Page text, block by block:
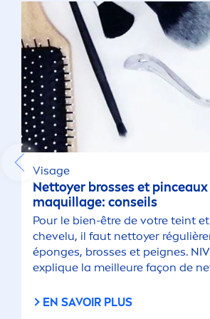
Visage
Nettoyer brosses et pinceaux
maquillage: conseils
Pour le bien-être de votre teint
chevelu, il faut nettoyer régulière
éponges, brosses et peignes.
explique la meilleure façon de
EN SAVOIR PLUS